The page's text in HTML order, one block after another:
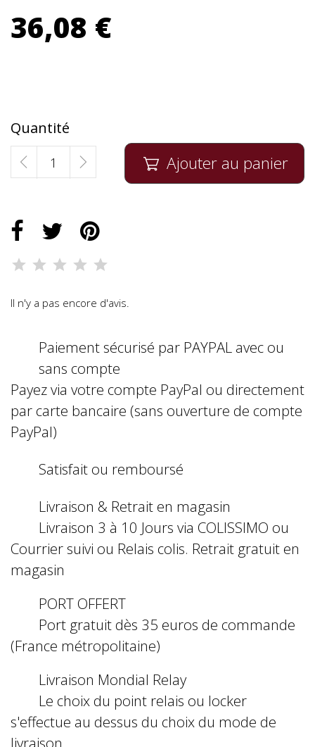
36,08 €
Quantité
 Ajouter au panier
Il n'y a pas encore d'avis.
Paiement sécurisé par PAYPAL avec ou
sans compte
Payez via votre compte PayPal ou directement
par carte bancaire (sans ouverture de compte
PayPal)
Satisfait ou remboursé
Livraison & Retrait en magasin
Livraison 3 à 10 Jours via COLISSIMO ou
Courrier suivi ou Relais colis. Retrait gratuit en
magasin
PORT OFFERT
Port gratuit dès 35 euros de commande
(France métropolitaine)
Livraison Mondial Relay
Le choix du point relais ou locker
s'effectue au dessus du choix du mode de
livraison